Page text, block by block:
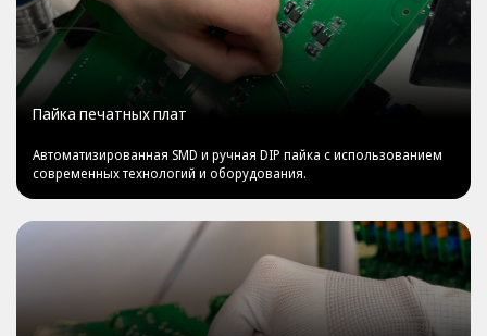
Пайка печатных плат
Автоматизированная SMD и ручная DIP пайка с использованием
современных технологий и оборудования.